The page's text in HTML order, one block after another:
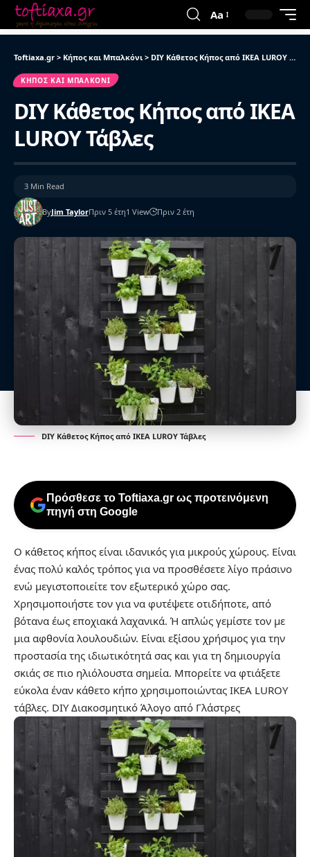
Aa
Toftiaxa.gr > Κήπος και Μπαλκόνι> DIY Κάθετος Κήπος από IKEA LUROY Τάβλες
ΚΉΠΟΣ ΚΑΙ ΜΠΑΛΚΌΝΙ
DIY Κάθετος Κήπος από IKEA
LUROY Τάβλες
ByJim TaylorΠριν 5 έτη1 View Πριν 2 έτη
3 Min Read
DIY Κάθετος Κήπος από IKEA LUROY Τάβλες
Πρόσθεσε το Toftiaxa.gr ως προτεινόμενη
πηγή στη Google
Ο κάθετος κήπος είναι ιδανικός για μικρούς χώρους. Είναι
ένας πολύ καλός τρόπος για να προσθέσετε λίγο πράσινο
ενώ μεγιστοποιείτε τον εξωτερικό χώρο σας.
Χρησιμοποιήστε τον για να φυτέψετε οτιδήποτε, από
βότανα έως εποχιακά λαχανικά. Ή απλώς γεμίστε τον με
μια αφθονία λουλουδιών. Είναι εξίσου χρήσιμος για την
προστασία της ιδιωτικότητά σας και για τη δημιουργία
σκιάς σε πιο ηλιόλουστα σημεία. Μπορείτε να φτιάξετε
εύκολα έναν κάθετο κήπο χρησιμοποιώντας IKEA LUROY
τάβλες. DIY Διακοσμητικό Άλογο από Γλάστρες